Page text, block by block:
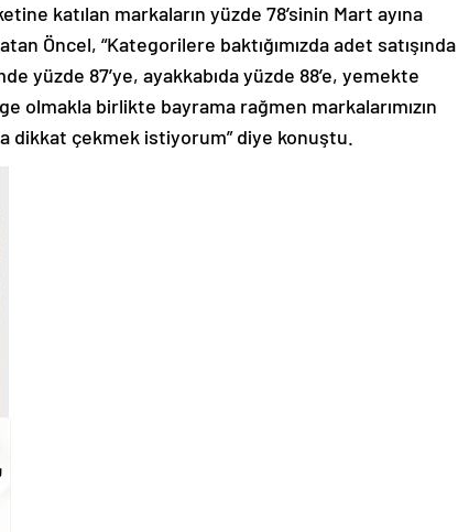
katılan markaların yüzde 78’sinin Mart ayına
Öncel, “Kategorilere baktığımızda adet satışında
yüzde 87’ye, ayakkabıda yüzde 88’e, yemekte
olmakla birlikte bayrama rağmen markalarımızın
dikkat çekmek istiyorum” diye konuştu.